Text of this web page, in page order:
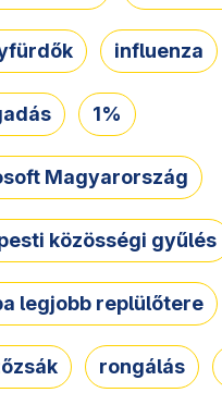
influenza
1%
Magyarország
közösségi gyűlés
legjobb replülőtere
rongálás